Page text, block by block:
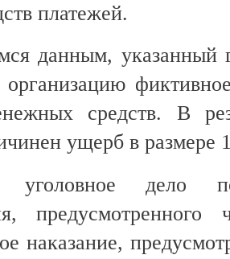
платежей.
данным, указанный
средств. В
ущерб в размере
уголовное дело
наказание,